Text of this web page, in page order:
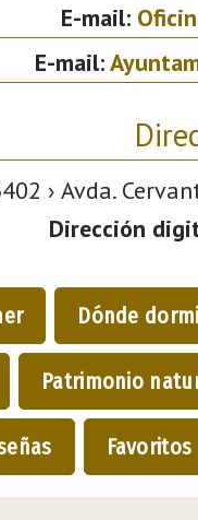
E-mail:
E-mail:
› Avda.
Dirección
Dónde
Patrimonio
Favoritos